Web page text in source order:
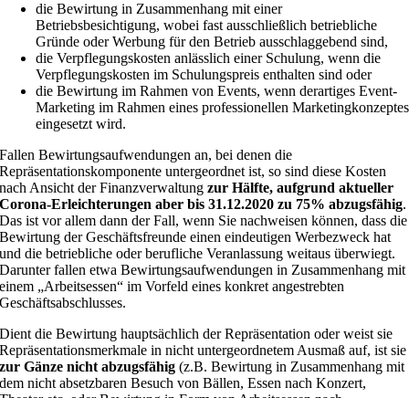
die Bewirtung in Zusammenhang mit einer
Betriebsbesichtigung, wobei fast ausschließlich betriebliche
Gründe oder Werbung für den Betrieb ausschlaggebend sind,
die Verpflegungskosten anlässlich einer Schulung, wenn die
Verpflegungskosten im Schulungspreis enthalten sind oder
die Bewirtung im Rahmen von Events, wenn derartiges Event-
Marketing im Rahmen eines professionellen Marketingkonzeptes
eingesetzt wird.
Fallen Bewirtungsaufwendungen an, bei denen die
Repräsentationskomponente untergeordnet ist, so sind diese Kosten
nach Ansicht der Finanzverwaltungzur Hälfte, aufgrund aktueller
Corona-Erleichterungen aber bis 31.12.2020 zu 75% abzugsfähig.
Das ist vor allem dann der Fall, wenn Sie nachweisen können, dass die
Bewirtung der Geschäftsfreunde einen eindeutigen Werbezweck hat
und die betriebliche oder berufliche Veranlassung weitaus überwiegt.
Darunter fallen etwa Bewirtungsaufwendungen in Zusammenhang mit
einem „Arbeitsessen“ im Vorfeld eines konkret angestrebten
Geschäftsabschlusses.
Dient die Bewirtung hauptsächlich der Repräsentation oder weist sie
Repräsentationsmerkmale in nicht untergeordnetem Ausmaß auf, ist sie
zur Gänze nicht abzugsfähig (z.B. Bewirtung in Zusammenhang mit
dem nicht absetzbaren Besuch von Bällen, Essen nach Konzert,